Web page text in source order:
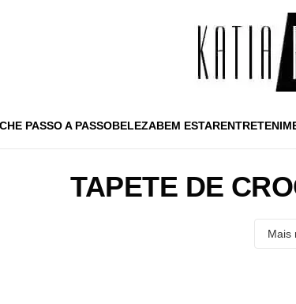
PASSO A PASSOBELEZABEM ESTAR
TAPETE DE